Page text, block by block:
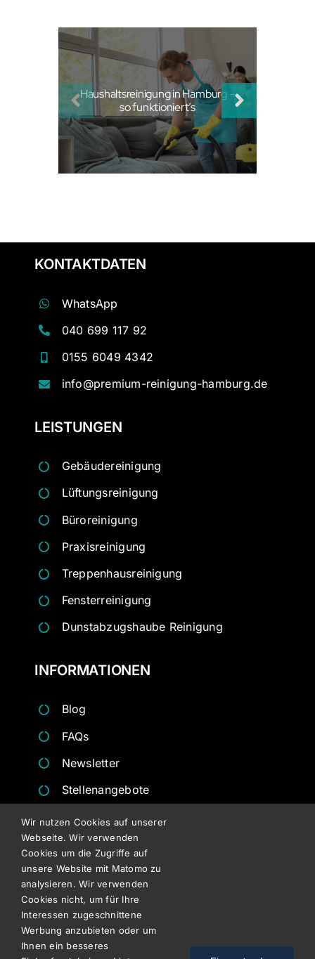
Haushaltsreinigung in Hamburg –
so funktioniert’s
KONTAKTDATEN
WhatsApp
040 699 117 92
0155 6049 4342
info@premium-reinigung-hamburg.de
LEISTUNGEN
Gebäudereinigung
Lüftungsreinigung
Büroreinigung
Praxisreinigung
Treppenhausreinigung
Fensterreinigung
Dunstabzugshaube Reinigung
INFORMATIONEN
Blog
FAQs
Newsletter
Stellenangebote
Angebote
Besichtigungsformulare
RECHTLICHES
Datenschutz
Impressum
Wir nutzen Cookies auf unserer
Webseite. Wir verwenden
Cookies um die Zugriffe auf
unsere Website mit Matomo zu
analysieren. Wir verwenden
Cookies nicht, um für Ihre
Interessen zugeschnittene
Werbung anzubieten oder um
Ihnen ein besseres